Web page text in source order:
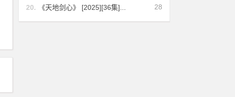
28
20. 《天地剑心》 [2025][36集]...